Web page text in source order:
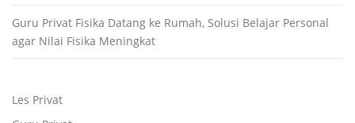
Guru Privat Fisika Datang ke Rumah, Solusi Belajar Personal
agar Nilai Fisika Meningkat
Les Privat